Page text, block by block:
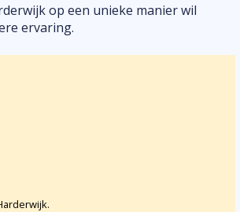
op een unieke manier wil
ervaring.